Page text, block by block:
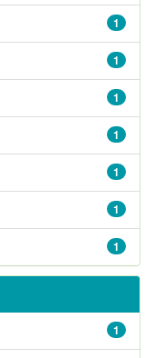
1
1
1
1
1
1
1
1